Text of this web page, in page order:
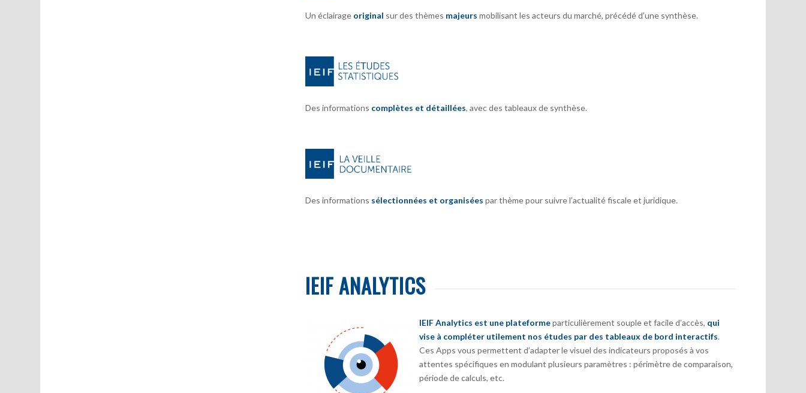
Un éclairage original sur des thèmes majeurs mobilisant les acteurs du marché, précédé d’une synthèse.
Des informations complètes et détaillées, avec des tableaux de synthèse.
Des informations sélectionnées et organisées par thème pour suivre l’actualité fiscale et juridique.
IEIF ANALYTICS
IEIF Analytics est une plateformeparticulièrement souple et facile d’accès, qui
vise à compléter utilement nos études par des tableaux de bord interactifs.
Ces Apps vous permettent d’adapter le visuel des indicateurs proposés à vos
attentes spécifiques en modulant plusieurs paramètres : périmètre de comparaison,
période de calculs, etc.